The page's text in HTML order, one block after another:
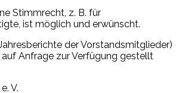
Stimmrecht, z. B. für
ist möglich und erwünscht.
der Vorstandsmitglieder)
auf Anfrage zur Verfügung gestellt
V.